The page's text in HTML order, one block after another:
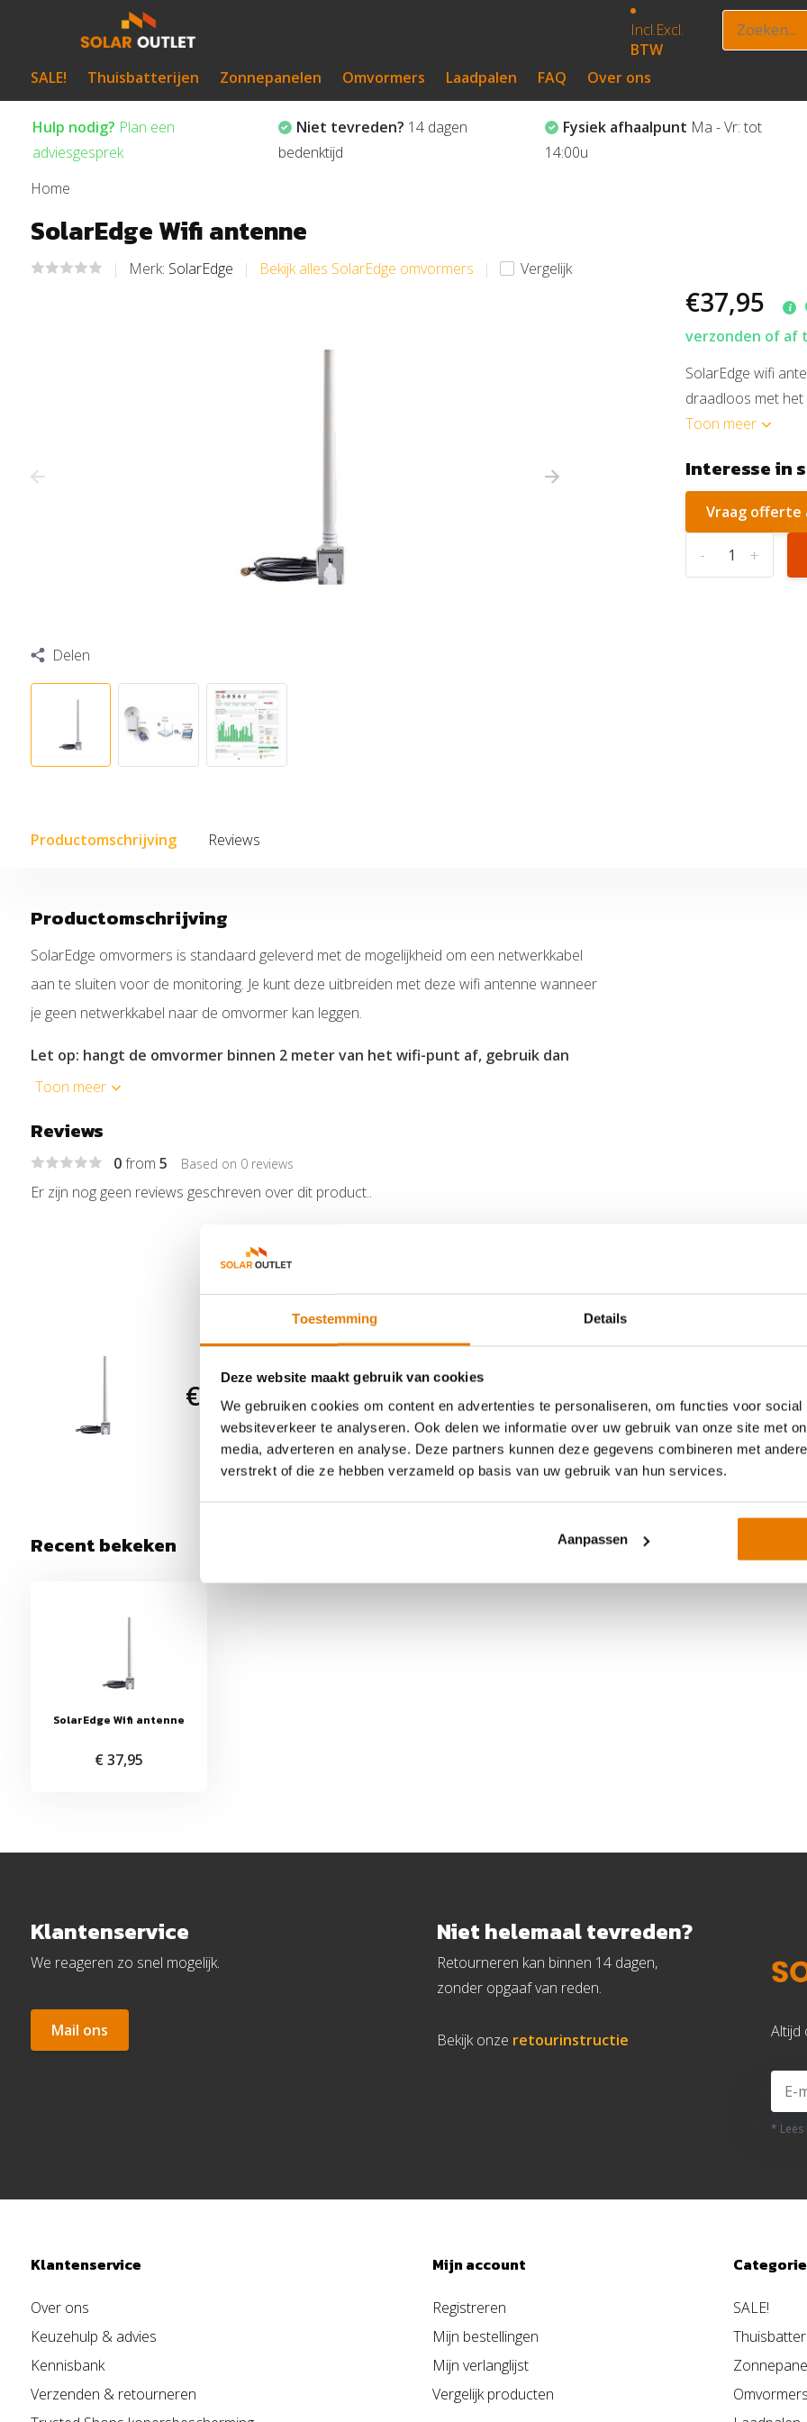
Toestemming Details
Deze website maakt gebruik van cookies
We gebruiken cookies om content en advertenties te personaliseren, om functies voor social
websiteverkeer te analyseren. Ook delen we informatie over uw gebruik van onze site met
media, adverteren en analyse. Deze partners kunnen deze gegevens combineren met
verstrekt of die ze hebben verzameld op basis van uw gebruik van hun services.
Aanpassen
Incl.Excl.
BTW
SALE! Thuisbatterijen Zonnepanelen Omvormers Laadpalen FAQ Over ons
Hulp nodig? Plan een
adviesgesprek
Niet tevreden? 14 dagen
bedenktijd
Fysiek afhaalpunt Ma - Vr: tot
14:00u
Home
SolarEdge Wifi antenne
Merk: SolarEdge Bekijk alles SolarEdge omvormers Vergelijk
Delen
€37,95
verzonden of af
SolarEdge wifi
draadloos met het
Toon meer
Interesse in
Vraag offerte
+
-
Productomschrijving Reviews
Productomschrijving
SolarEdge omvormers is standaard geleverd met de mogelijkheid om een netwerkkabel
aan te sluiten voor de monitoring. Je kunt deze uitbreiden met deze wifi antenne wanneer
je geen netwerkkabel naar de omvormer kan leggen.
Let op: hangt de omvormer binnen 2 meter van het wifi-punt af, gebruik dan
geen wifi, maar UTP.
SolarEdge combineert geavanceerde digitale besturingstechnologie met een efficiënte
architectuur voor energieconversie om superieure oplevering van zonne-energie en de
allerbeste betrouwbaarheid te bereiken.
Belangrijkste punten van SolarEdge systemen
• Uitstekende betrouwbaarheid met standaard 12 jaar garantie (uitbreidbaar tot 20 of 25
• Klein, lichtgewicht en eenvoudig te installeren
• IP65 , Voor installatie binnen en buiten
• Geïntegreerde bescherming tegen vlambogen en snelle uitschakeling
Toon meer
Reviews
0from 5 Based on 0 reviews
Er zijn nog geen reviews geschreven over dit product..
€ 37,95
Communicatie & Monitoring
0 Op voorraad: vóór 14:00 besteld, binnen 3 werkdagen verzonden of
halen
Recent bekeken
SolarEdge Wifi antenne
€ 37,95
Klantenservice
We reageren zo snel mogelijk.
Mail ons
Niet helemaal tevreden?
Retourneren kan binnen 14 dagen,
zonder opgaaf van reden.
Bekijk onze retourinstructie Altijd
* Lees
Klantenservice
Over ons
Keuzehulp & advies
Kennisbank
Verzenden & retourneren
Mijn account
Registreren
Mijn bestellingen
Mijn verlanglijst
Vergelijk producten
SALE!
Omvormers